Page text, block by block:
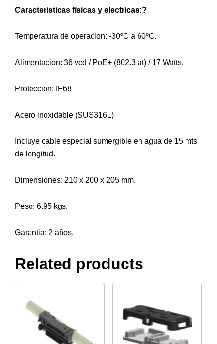
Caracteristicas fisicas y electricas:?
Temperatura de operacion: -30ºC a 60ºC.
Alimentacion: 36 vcd / PoE+ (802.3 at) / 17 Watts.
Proteccion: IP68
Acero inoxidable (SUS316L)
Incluye cable especial sumergible en agua de 15 mts
de longitud.
Dimensiones: 210 x 200 x 205 mm.
Peso: 6.95 kgs.
Garantia: 2 años.
Related products